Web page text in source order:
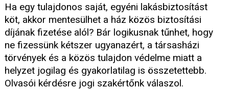
Ha egy tulajdonos saját, egyéni lakásbiztosítást
köt, akkor mentesülhet a ház közös biztosítási
díjának fizetése alól? Bár logikusnak tűnhet, hogy
ne fizessünk kétszer ugyanazért, a társasházi
törvények és a közös tulajdon védelme miatt a
helyzet jogilag és gyakorlatilag is összetettebb.
Olvasói kérdésre jogi szakértőnk válaszol.